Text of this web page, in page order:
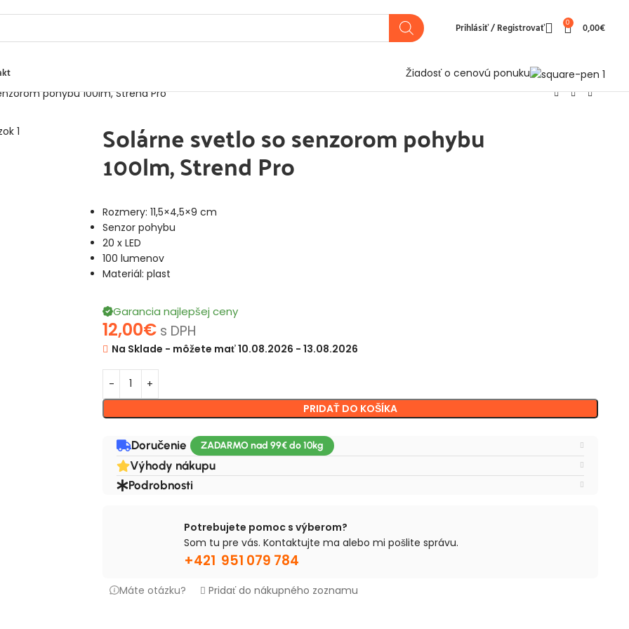
Prihlásiť / Registrovať 0 0,00€
Žiadosť o cenovú ponuku
pohybu 100lm, Strend Pro
Solárne svetlo so senzorom pohybu
100lm, Strend Pro
Rozmery: 11,5×4,5×9 cm
Senzor pohybu
20 x LED
100 lumenov
Materiál: plast
Garancia najlepšej ceny
12,00€ s DPH
Na Sklade - môžete mať 10.08.2026 - 13.08.2026
PRIDAŤ DO KOŠÍKA
Doručenie
Výhody nákupu
Podrobnosti
Potrebujete pomoc s výberom?
Som tu pre vás. Kontaktujte ma alebo mi pošlite správu.
+421 951 079 784
Máte otázku? Pridať do nákupného zoznamu